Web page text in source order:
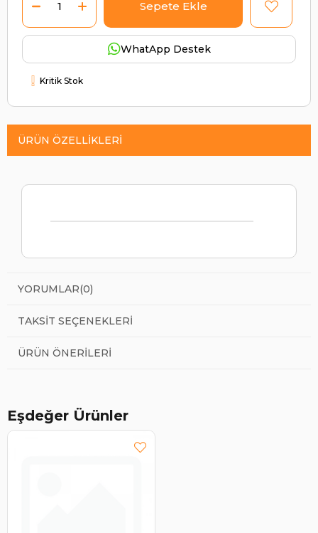
WhatApp Destek
Kritik Stok
ÜRÜN ÖZELLIKLERI
YORUMLAR(0)
TAKSIT SEÇENEKLERI
ÜRÜN ÖNERILERI
Eşdeğer Ürünler